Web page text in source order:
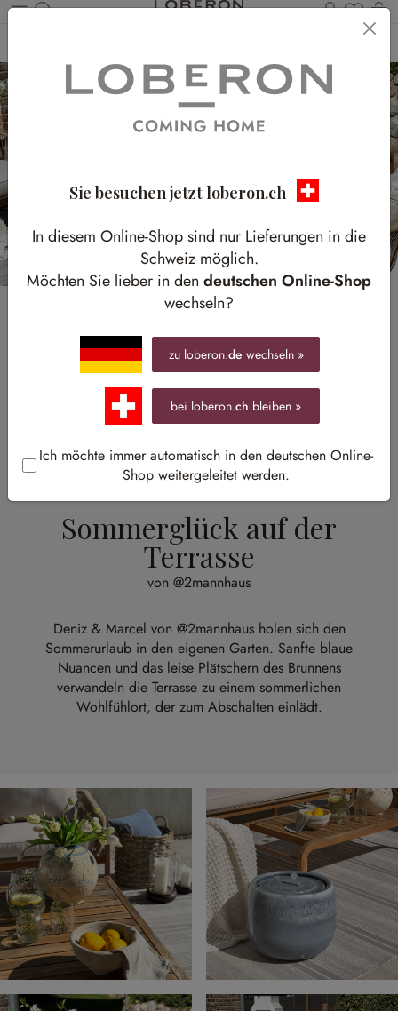
Du
Sommerglück auf der
Terrasse
von @2mannhaus
Deniz & Marcel von @2mannhausholen sich den
Sommerurlaub in den eigenen Garten. Sanfte blaue
Nuancen und das leise Plätschern des Brunnens
verwandeln die Terrasse zu einem sommerlichen
Wohlfühlort, der zum Abschalten einlädt.
Sie besuchen jetzt loberon.ch
In diesem Online-Shop sind nur Lieferungen in die
Schweiz möglich.
Möchten Sie lieber in den deutschen Online-Shop
wechseln?
zu loberon.de wechseln »
bei loberon.ch bleiben »
Ich möchte immer automatisch in den deutschen Online-
Shop weitergeleitet werden.